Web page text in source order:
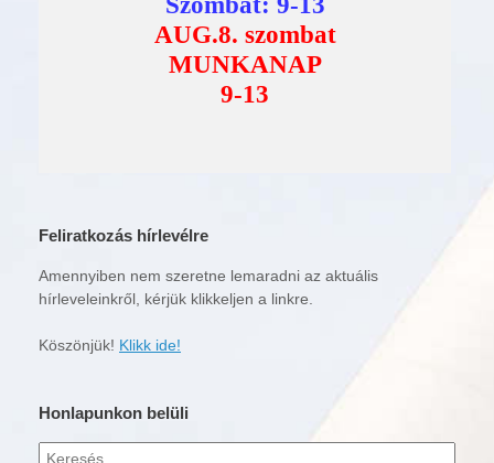
Feliratkozás hírlevélre
Amennyiben nem szeretne lemaradni az aktuális
hírleveleinkről, kérjük klikkeljen a linkre.
Köszönjük! Klikk ide!
Honlapunkon belüli
Keresés